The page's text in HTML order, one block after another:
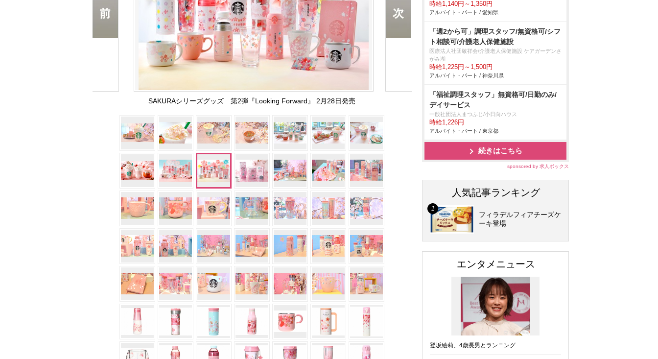
SAKURAシリーズグッズ 第2弾『Looking Forward』 2月28日発売
時給1,140円～1,350円
アルバイト・パート / 愛知県
「週2から可」調理スタッフ/無資格可/シフ
ト相談可/介護老人保健施設
医療法人社団敬祥会/介護老人保健施設 ケアガーデンさ
がみ湖
時給1,225円～1,500円
アルバイト・パート / 神奈川県
「福祉調理スタッフ」無資格可/日勤のみ/
デイサービス
一般社団法人まつふじ/小日向ハウス
時給1,226円
アルバイト・パート / 東京都
続きはこちら
sponsored by 求人ボックス
人気記事ランキング
フィラデルフィアチーズケ
ーキ登場
エンタメニュース
登坂絵莉、4歳長男とランニング